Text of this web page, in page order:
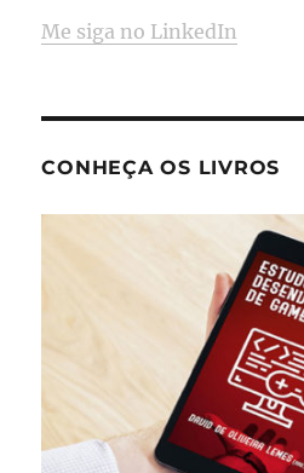
Me siga no LinkedIn
CONHEÇA OS LIVROS